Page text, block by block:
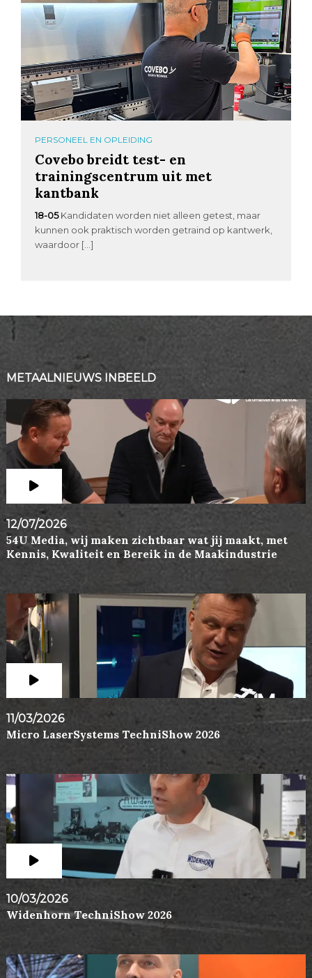
PERSONEEL EN OPLEIDING
Covebo breidt test- en
trainingscentrum uit met
kantbank
18-05 Kandidaten worden niet alleen getest, maar
kunnen ook praktisch worden getraind op kantwerk,
waardoor […]
METAALNIEUWS INBEELD
12/07/2026
54U Media, wij maken zichtbaar wat jij maakt, met
Kennis, Kwaliteit en Bereik in de Maakindustrie
11/03/2026
Micro LaserSystems TechniShow 2026
10/03/2026
Widenhorn TechniShow 2026